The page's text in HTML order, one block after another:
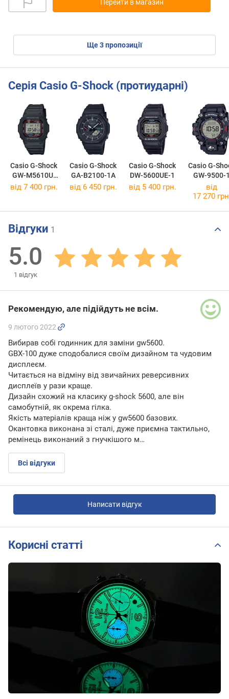
Перейти в магазин
ще3пропозиції
Серія Casio G-Shock (протиударні)
Casio G-Shock
GW-M5610U-
1E
Casio G-Shock
GA-B2100-1A
Casio G-Shock
DW-5600UE-1
Casio G-
GW-9500-
від 7 400 грн. від 6 450 грн. від 5 400 грн.
від
17 270
Відгуки 1
5.0
1 відгук
Рекомендую, але підійдуть не всім.
9 лютого 2022
Вибирав собі годинник для заміни gw5600.
GBX-100 дуже сподобалися своїм дизайном та чудовим
дисплеєм.
Читається на відміну від звичайних реверсивних
дисплеїв у рази краще.
Дизайн схожий на класику g-shock 5600, але він
самобутній, як окрема гілка.
Якість матеріалів краща ніж у gw5600 базових.
Окантовка виконана зі сталі, дуже приємна тактильно,
ремінець виконаний з гнучкішого м…
Всі відгуки
Написати відгук
Корисні статті